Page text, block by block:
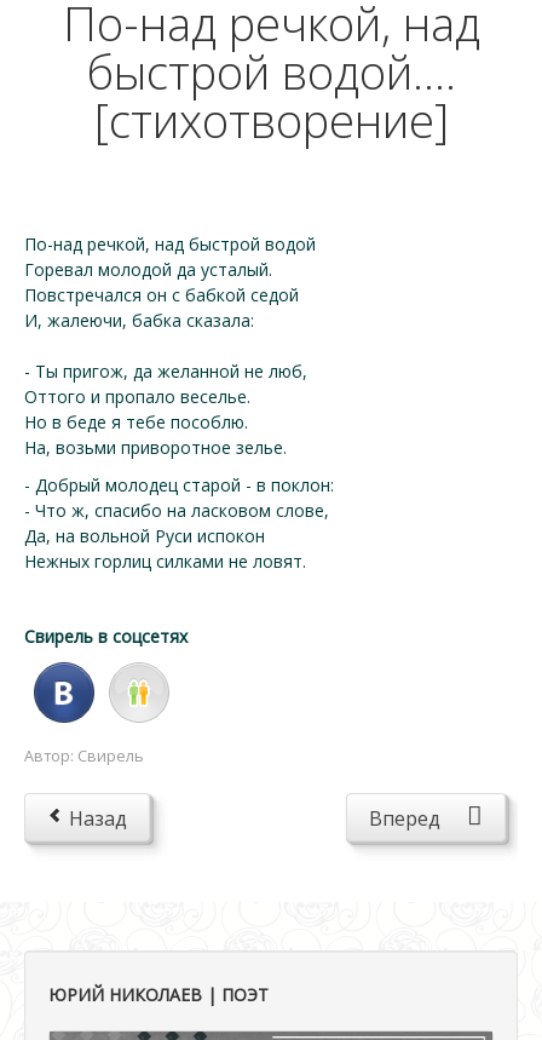
По-над речкой, над
быстрой водой....
[стихотворение]
По-над речкой, над быстрой водой
Горевал молодой да усталый.
Повстречался он с бабкой седой
И, жалеючи, бабка сказала:
- Ты пригож, да желанной не люб,
Оттого и пропало веселье.
Но в беде я тебе пособлю.
На, возьми приворотное зелье.
- Добрый молодец старой - в поклон:
- Что ж, спасибо на ласковом слове,
Да, на вольной Руси испокон
Нежных горлиц силками не ловят.
Свирель в соцсетях
Автор: Свирель
Назад Вперед
ЮРИЙ НИКОЛАЕВ | ПОЭТ